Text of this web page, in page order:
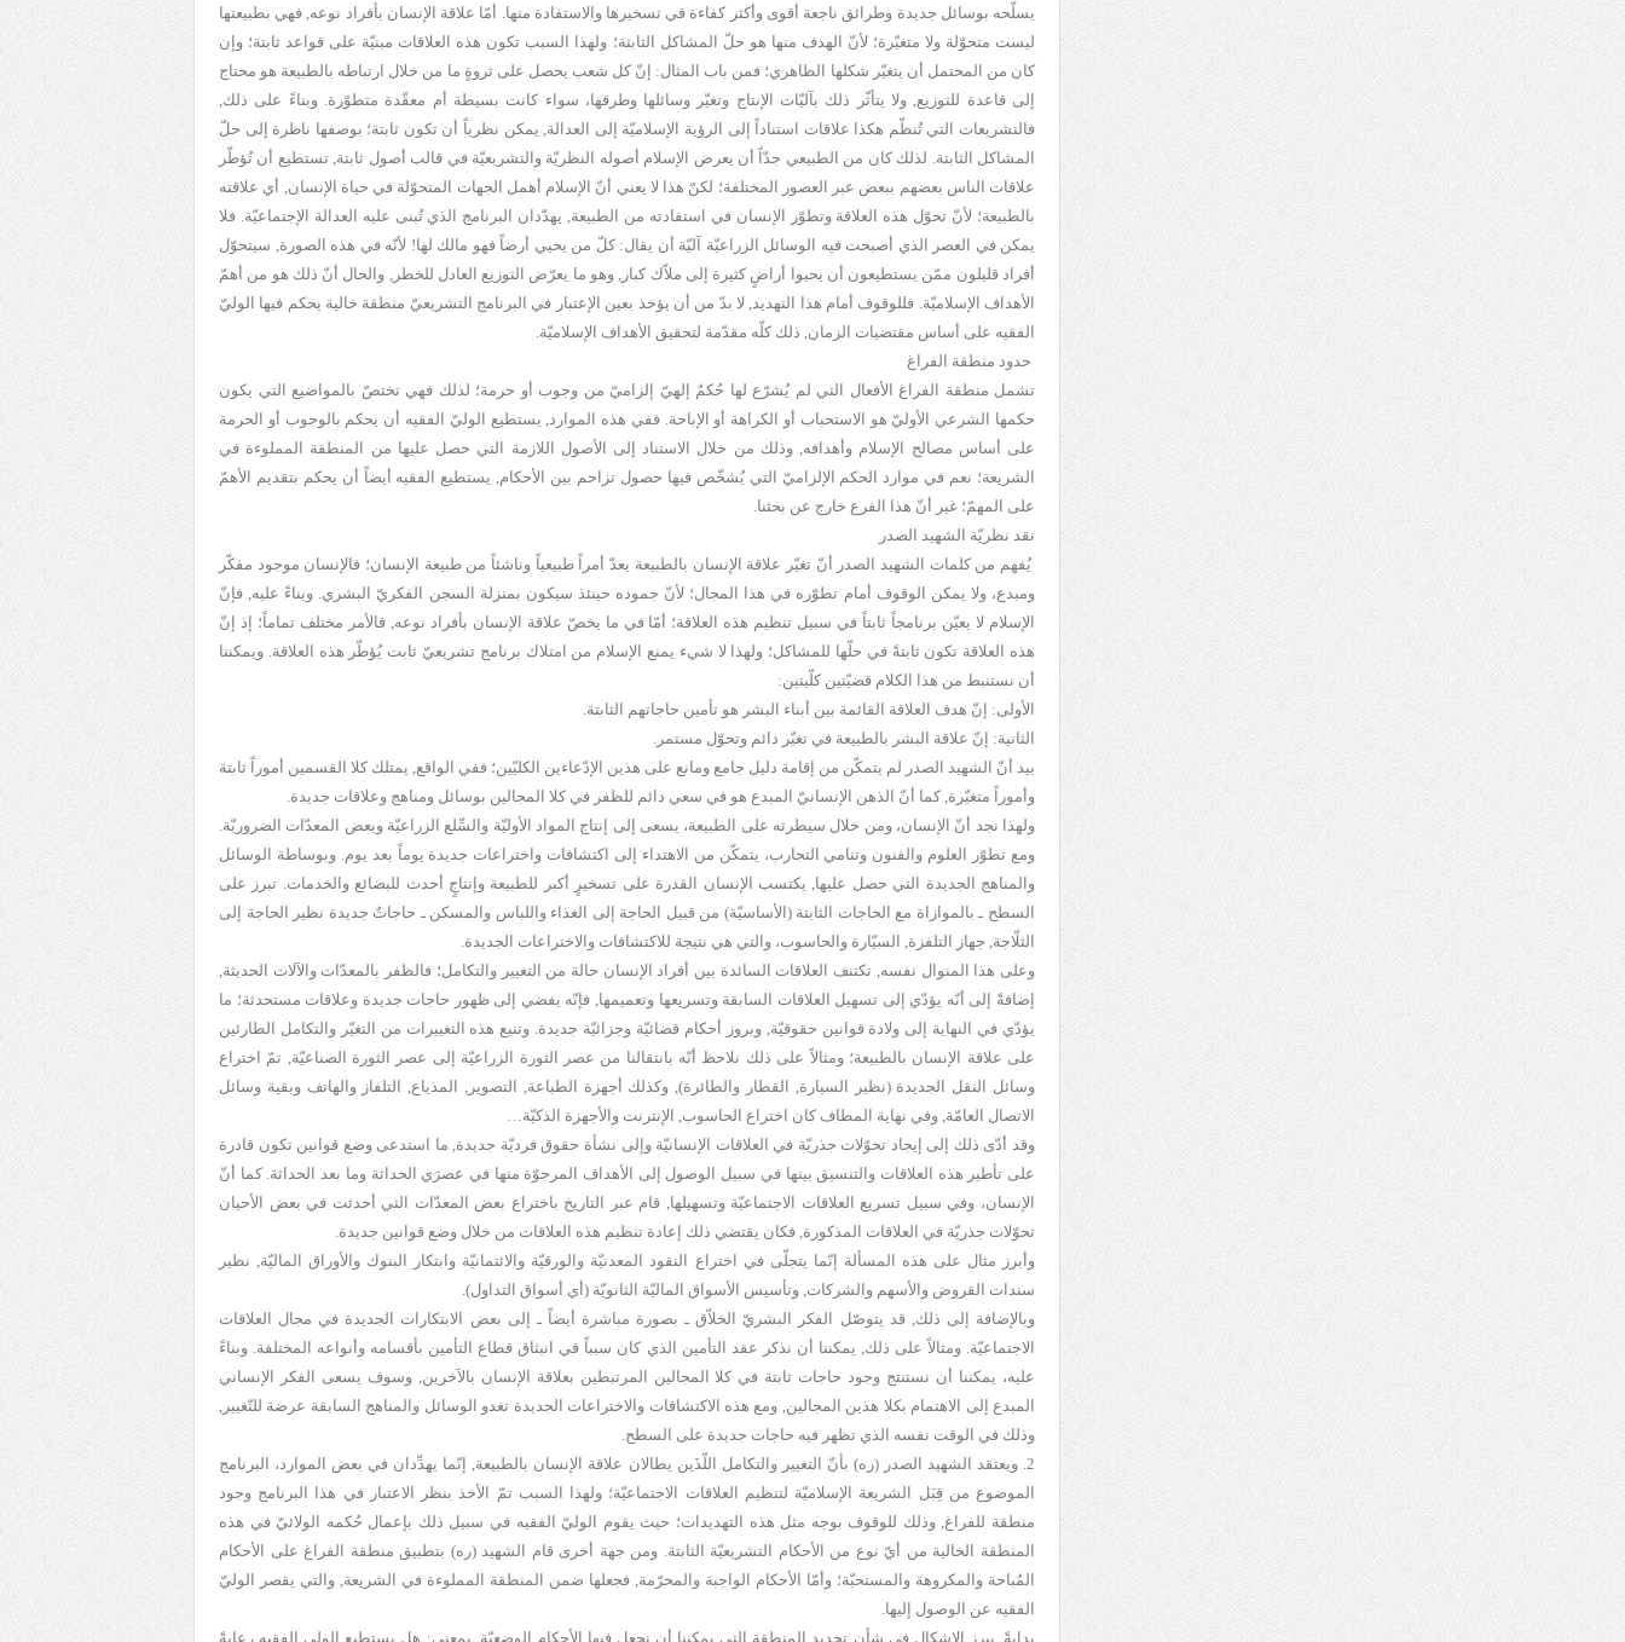
يسلّحه بوسائل جديدة وطرائق ناجعة أقوى وأكثر كفاءة في تسخيرها والاستفادة منها. أمّا علاقة الإنسان بأفراد نوعه, فهي بطبيعتها
ليست متحوّلة ولا متغيّرة؛ لأنّ الهدف منها هو حلّ المشاكل الثابتة؛ ولهذا السبب تكون هذه العلاقات مبنيّة على قواعد ثابتة؛ وإن
كان من المحتمل أن يتغيّر شكلها الظاهري؛ فمن باب المثال: إنّ كل شعب يحصل على ثروةٍ ما من خلال ارتباطه بالطبيعة هو محتاج
إلى قاعدة للتوزيع, ولا يتأثّر ذلك بآليّات الإنتاج وتغيّر وسائلها وطرقها، سواء كانت بسيطة أم معقّدة متطوّرة. وبناءً على ذلك,
فالتشريعات التي تُنظّم هكذا علاقات استناداً إلى الرؤية الإسلاميّة إلى العدالة, يمكن نظرياً أن تكون ثابتة؛ بوصفها ناظرة إلى حلّ
المشاكل الثابتة. لذلك كان من الطبيعي جدّاً أن يعرض الإسلام أصوله النظريّة والتشريعيّة في قالب أصول ثابتة, تستطيع أن تُؤطّر
علاقات الناس بعضهم ببعض عبر العصور المختلفة؛ لكنّ هذا لا يعني أنّ الإسلام أهمل الجهات المتحوّلة في حياة الإنسان, أي علاقته
بالطبيعة؛ لأنّ تحوّل هذه العلاقة وتطوّر الإنسان في استفادته من الطبيعة, يهدّدان البرنامج الذي تُبنى عليه العدالة الإجتماعيّة. فلا
يمكن في العصر الذي أصبحت فيه الوسائل الزراعيّة آليّة أن يقال: كلّ من يحيي أرضاً فهو مالك لها! لأنّه في هذه الصورة, سيتحوّل
أفراد قليلون ممّن يستطيعون أن يحيوا أراضٍ كثيرة إلى ملاّك كبار, وهو ما يعرّض التوزيع العادل للخطر, والحال أنّ ذلك هو من أهمّ
الأهداف الإسلاميّة. فللوقوف أمام هذا التهديد, لا بدّ من أن يؤخذ بعين الإعتبار في البرنامج التشريعيّ منطقة خالية يحكم فيها الوليّ
الفقيه على أساس مقتضيات الزمان, ذلك كلّه مقدّمة لتحقيق الأهداف الإسلاميّة.
حدود منطقة الفراغ
تشمل منطقة الفراغ الأفعال التي لم يُشرّع لها حُكمٌ إلهيّ إلزاميّ من وجوب أو حرمة؛ لذلك فهي تختصّ بالمواضيع التي يكون
حكمها الشرعي الأوليّ هو الاستحباب أو الكراهة أو الإباحة. ففي هذه الموارد, يستطيع الوليّ الفقيه أن يحكم بالوجوب أو الحرمة
على أساس مصالح الإسلام وأهدافه, وذلك من خلال الاستناد إلى الأصول اللازمة التي حصل عليها من المنطقة المملوءة في
الشريعة؛ نعم في موارد الحكم الإلزاميّ التي يُشخّص فيها حصول تزاحم بين الأحكام, يستطيع الفقيه أيضاً أن يحكم بتقديم الأهمّ
على المهمّ؛ غير أنّ هذا الفرع خارج عن بحثنا.
نقد نظريّة الشهيد الصدر
يُفهم من كلمات الشهيد الصدر أنّ تغيّر علاقة الإنسان بالطبيعة يعدّ أمراً طبيعياً وناشئاً من طبيعة الإنسان؛ فالإنسان موجود مفكّر
ومبدع، ولا يمكن الوقوف أمام تطوّره في هذا المجال؛ لأنّ جموده حينئذ سيكون بمنزلة السجن الفكريّ البشري. وبناءً عليه, فإنّ
الإسلام لا يعيّن برنامجاً ثابتاً في سبيل تنظيم هذه العلاقة؛ أمّا في ما يخصّ علاقة الإنسان بأفراد نوعه, فالأمر مختلف تماماً؛ إذ إنّ
هذه العلاقة تكون ثابتةً في حلّها للمشاكل؛ ولهذا لا شيء يمنع الإسلام من امتلاك برنامج تشريعيّ ثابت يُؤطّر هذه العلاقة. ويمكننا
أن نستنبط من هذا الكلام قضيّتين كلّيتين:
الأولى: إنّ هدف العلاقة القائمة بين أبناء البشر هو تأمين حاجاتهم الثابتة.
الثانية: إنّ علاقة البشر بالطبيعة في تغيّر دائم وتحوّل مستمر.
بيد أنّ الشهيد الصدر لم يتمكّن من إقامة دليل جامع ومانع على هذين الإدّعاءين الكليّين؛ ففي الواقع, يمتلك كلا القسمين أموراً ثابتة
وأموراً متغيّرة, كما أنّ الذهن الإنسانيّ المبدع هو في سعي دائم للظفر في كلا المجالين بوسائل ومناهج وعلاقات جديدة.
ولهذا نجد أنّ الإنسان، ومن خلال سيطرته على الطبيعة، يسعى إلى إنتاج المواد الأوليّة والسِّلع الزراعيّة وبعض المعدّات الضروريّة.
ومع تطوّر العلوم والفنون وتنامي التجارب، يتمكّن من الاهتداء إلى اكتشافات واختراعات جديدة يوماً بعد يوم. وبوساطة الوسائل
والمناهج الجديدة التي حصل عليها, يكتسب الإنسان القدرة على تسخيرٍ أكبر للطبيعة وإنتاجٍ أحدث للبضائع والخدمات. تبرز على
السطح ـ بالموازاة مع الحاجات الثابتة (الأساسيّة) من قبيل الحاجة إلى الغذاء واللباس والمسكن ـ حاجاتٌ جديدة نظير الحاجة إلى
الثلّاجة, جهاز التلفزة, السيّارة والحاسوب، والتي هي نتيجة للاكتشافات والاختراعات الجديدة.
وعلى هذا المنوال نفسه, تكتنف العلاقات السائدة بين أفراد الإنسان حالة من التغيير والتكامل؛ فالظفر بالمعدّات والآلات الحديثة,
إضافةً إلى أنّه يؤدّي إلى تسهيل العلاقات السابقة وتسريعها وتعميمها, فإنّه يفضي إلى ظهور حاجات جديدة وعلاقات مستحدثة؛ ما
يؤدّي في النهاية إلى ولادة قوانين حقوقيّة, وبروز أحكام قضائيّة وجزائيّة جديدة. وتنبع هذه التغييرات من التغيّر والتكامل الطارئين
على علاقة الإنسان بالطبيعة؛ ومثالاً على ذلك نلاحظ أنّه بانتقالنا من عصر الثورة الزراعيّة إلى عصر الثورة الصناعيّة, تمّ اختراع
وسائل النقل الجديدة (نظير السيارة, القطار والطائرة), وكذلك أجهزة الطباعة, التصوير, المذياع, التلفاز والهاتف وبقية وسائل
الاتصال العامّة, وفي نهاية المطاف كان اختراع الحاسوب, الإنترنت والأجهزة الذكيّة…
وقد أدّى ذلك إلى إيجاد تحوّلات جذريّة في العلاقات الإنسانيّة وإلى نشأة حقوق فرديّة جديدة, ما استدعى وضع قوانين تكون قادرة
على تأطير هذه العلاقات والتنسيق بينها في سبيل الوصول إلى الأهداف المرجوّة منها في عصرَي الحداثة وما بعد الحداثة. كما أنّ
الإنسان، وفي سبيل تسريع العلاقات الاجتماعيّة وتسهيلها, قام عبر التاريخ باختراع بعض المعدّات التي أحدثت في بعض الأحيان
تحوّلات جذريّة في العلاقات المذكورة, فكان يقتضي ذلك إعادة تنظيم هذه العلاقات من خلال وضع قوانين جديدة.
وأبرز مثال على هذه المسألة إنّما يتجلّى في اختراع النقود المعدنيّة والورقيّة والائتمانيّة وابتكار البنوك والأوراق الماليّة, نظير
سندات القروض والأسهم والشركات, وتأسيس الأسواق الماليّة الثانويّة (أي أسواق التداول).
وبالإضافة إلى ذلك, قد يتوصّل الفكر البشريّ الخلاّق ـ بصورة مباشرة أيضاً ـ إلى بعض الابتكارات الجديدة في مجال العلاقات
الاجتماعيّة. ومثالاً على ذلك, يمكننا أن نذكر عقد التأمين الذي كان سبباً في انبثاق قطاع التأمين بأقسامه وأنواعه المختلفة. وبناءً
عليه، يمكننا أن نستنتج وجود حاجات ثابتة في كلا المجالين المرتبطين بعلاقة الإنسان بالآخرين, وسوف يسعى الفكر الإنساني
المبدع إلى الاهتمام بكلا هذين المجالين, ومع هذه الاكتشافات والاختراعات الجديدة تغدو الوسائل والمناهج السابقة عرضة للتّغيير,
وذلك في الوقت نفسه الذي تظهر فيه حاجات جديدة على السطح.
2. ويعتقد الشهيد الصدر (ره) بأنّ التغيير والتكامل اللّذَين يطالان علاقة الإنسان بالطبيعة, إنّما يهدِّدان في بعض الموارد، البرنامج
الموضوع من قِبَل الشريعة الإسلاميّة لتنظيم العلاقات الاجتماعيّة؛ ولهذا السبب تمّ الأخذ بنظر الاعتبار في هذا البرنامج وجود
منطقة للفراغ, وذلك للوقوف بوجه مثل هذه التهديدات؛ حيث يقوم الوليّ الفقيه في سبيل ذلك بإعمال حُكمه الولائيّ في هذه
المنطقة الخالية من أيّ نوع من الأحكام التشريعيّة الثابتة. ومن جهة أخرى قام الشهيد (ره) بتطبيق منطقة الفراغ على الأحكام
المُباحة والمكروهة والمستحبّة؛ وأمّا الأحكام الواجبة والمحرّمة, فجعلها ضمن المنطقة المملوءة في الشريعة, والتي يقصر الوليّ
الفقيه عن الوصول إليها.
بدايةً, يبرز الإشكال في شأن تحديد المنطقة التي يمكننا أن نجعل فيها الأحكام الوضعيّة, بمعنى: هل يستطيع الولي الفقيه رعايةً